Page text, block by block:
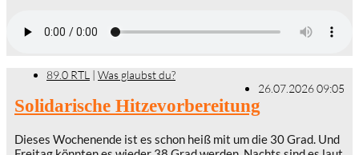
89.0 RTL | Was glaubst du?
26.07.2026 09:05
Solidarische Hitzevorbereitung
Dieses Wochenende ist es schon heiß mit um die 30 Grad. Und